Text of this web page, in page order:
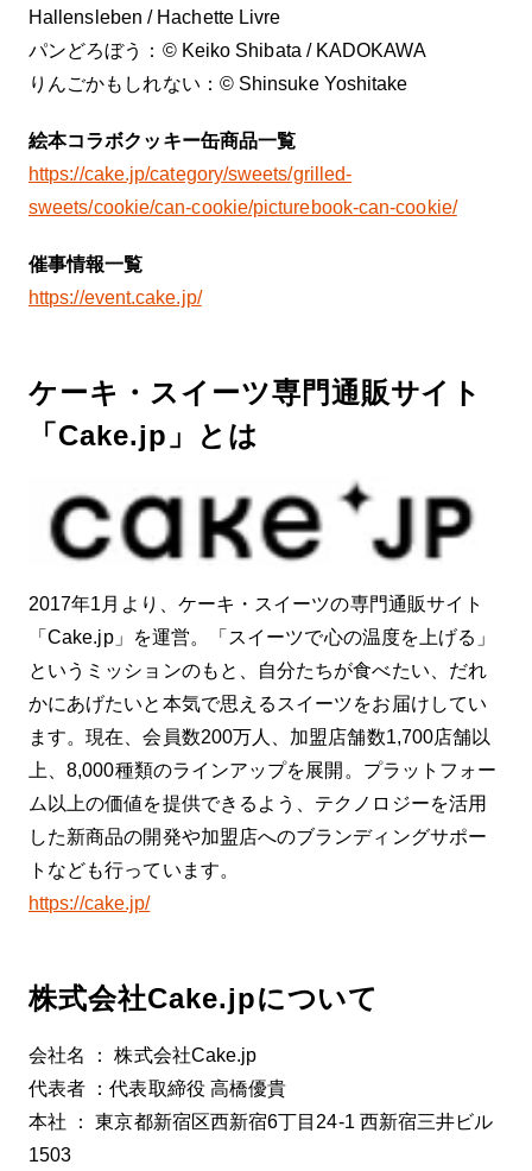
Hallensleben / Hachette Livre
パンどろぼう：©︎ Keiko Shibata / KADOKAWA
りんごかもしれない：©︎ Shinsuke Yoshitake
絵本コラボクッキー缶商品一覧
https://cake.jp/category/sweets/grilled-
sweets/cookie/can-cookie/picturebook-can-cookie/
催事情報一覧
https://event.cake.jp/
ケーキ・スイーツ専門通販サイト
「Cake.jp」とは
2017年1月より、ケーキ・スイーツの専門通販サイト
「Cake.jp」を運営。「スイーツで心の温度を上げる」
というミッションのもと、自分たちが食べたい、だれ
かにあげたいと本気で思えるスイーツをお届けしてい
ます。現在、会員数200万人、加盟店舗数1,700店舗以
上、8,000種類のラインアップを展開。プラットフォー
ム以上の価値を提供できるよう、テクノロジーを活用
した新商品の開発や加盟店へのブランディングサポー
トなども行っています。
https://cake.jp/
株式会社Cake.jpについて
会社名 ： 株式会社Cake.jp
代表者 ：代表取締役 高橋優貴
本社 ： 東京都新宿区西新宿6丁目24-1 西新宿三井ビル
1503